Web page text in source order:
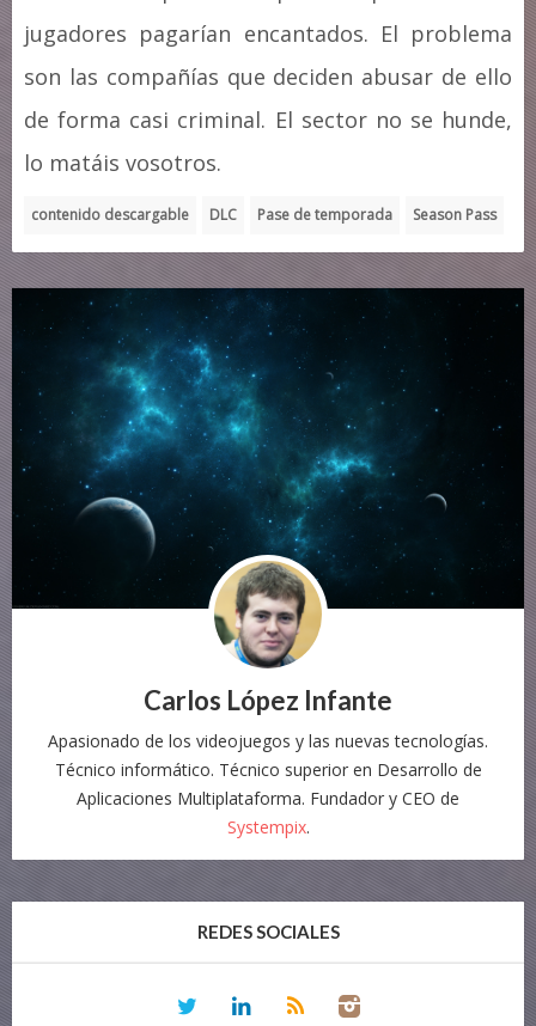
jugadores pagarían encantados. El problema
son las compañías que deciden abusar de ello
de forma casi criminal. El sector no se hunde,
lo matáis vosotros.
contenido descargable DLC Pase de temporada Season Pass
Carlos López Infante
Apasionado de los videojuegos y las nuevas tecnologías.
Técnico informático. Técnico superior en Desarrollo de
Aplicaciones Multiplataforma. Fundador y CEO de
Systempix.
REDES SOCIALES